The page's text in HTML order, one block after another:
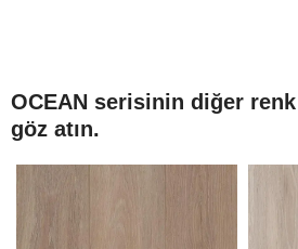
OCEAN serisinin diğer
göz atın.